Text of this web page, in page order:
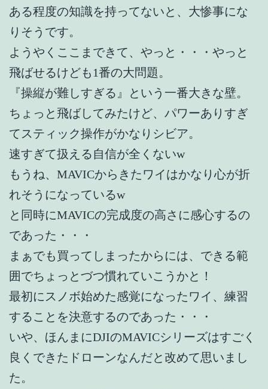
ある程度の知識を持ってないと、大惨事にな
りそうです。
ようやくここまできて、やっと・・・やっと
飛ばせるけども1番の大問題。
『操縦が難しすぎる』という一番大きな壁。
ちょっと飛ばしてみたけど、パワーありすぎ
てスティック操作がかなりシビア。
速すぎて扱える自信が全くないw
もうね、MAVICからきたワイはかなり心が折
れそうになっているw
と同時にMAVICの完成度の高さに感心するの
であった・・・
まぁでも買ってしまったからには、できる範
囲でちょっとづつ慣れていこうかと！
最初にスノボ始めた感覚になったワイ、練習
することを決意するのであった・・・
いや、ほんまにDJIのMAVICシリーズはすごく
良くできたドローンなんだと改めて思いまし
た。